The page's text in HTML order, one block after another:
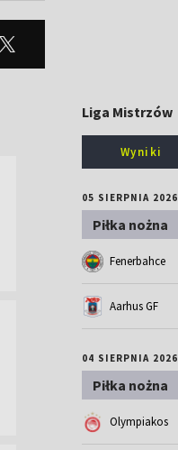
Liga Mistrzów
Wyniki
05 SIERPNIA 2026
Piłka nożna
Fenerbahce
Aarhus GF
04 SIERPNIA 2026
Piłka nożna
Olympiakos